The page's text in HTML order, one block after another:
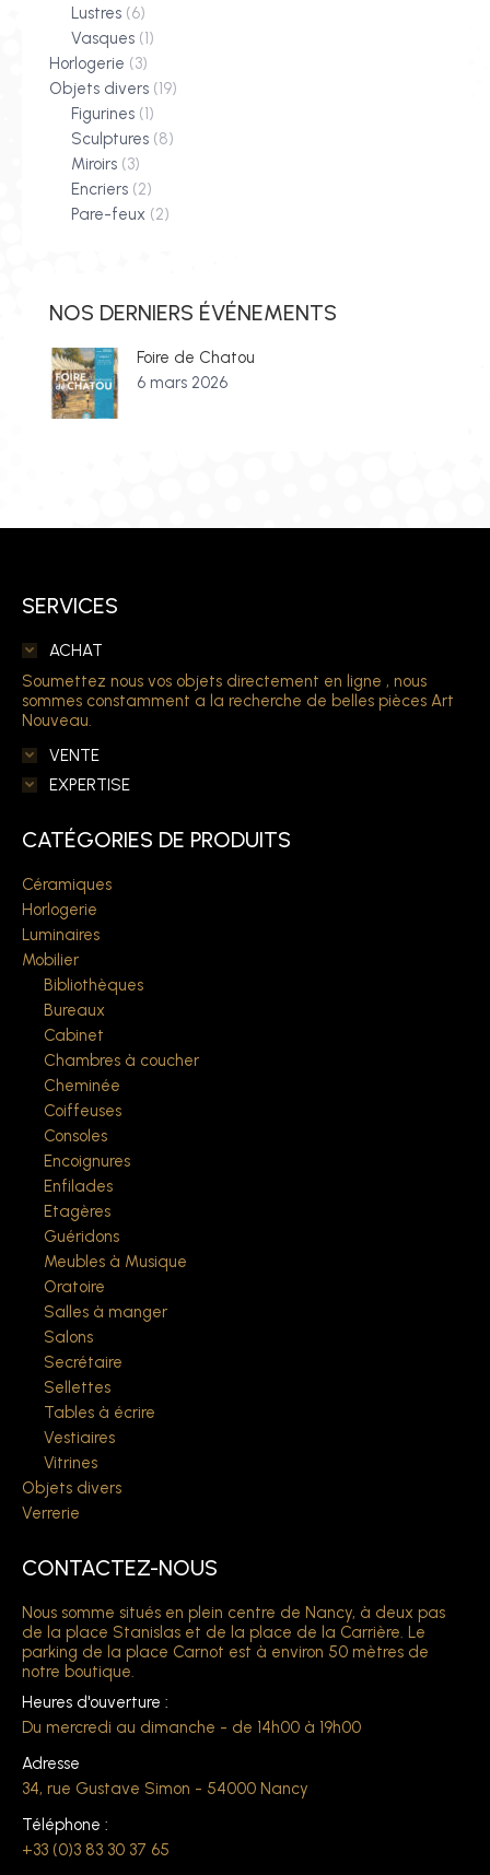
Lustres (6)
Vasques (1)
Horlogerie (3)
Objets divers (19)
Figurines (1)
Sculptures (8)
Miroirs (3)
Encriers (2)
Pare-feux (2)
NOS DERNIERS ÉVÉNEMENTS
Foire de Chatou
6 mars 2026
SERVICES
ACHAT
Soumettez nous vos objets directement en ligne , nous
sommes constamment a la recherche de belles pièces Art
Nouveau.
VENTE
EXPERTISE
CATÉGORIES DE PRODUITS
Céramiques
Horlogerie
Luminaires
Mobilier
Bibliothèques
Bureaux
Cabinet
Chambres à coucher
Cheminée
Coiffeuses
Consoles
Encoignures
Enfilades
Etagères
Guéridons
Meubles à Musique
Oratoire
Salles à manger
Salons
Secrétaire
Sellettes
Tables à écrire
Vestiaires
Vitrines
Objets divers
Verrerie
CONTACTEZ-NOUS
Nous somme situés en plein centre de Nancy, à deux pas
de la place Stanislas et de la place de la Carrière. Le
parking de la place Carnot est à environ 50 mètres de
notre boutique.
Heures d'ouverture :
Du mercredi au dimanche - de 14h00 à 19h00
Adresse
34, rue Gustave Simon - 54000 Nancy
Téléphone :
+33 (0)3 83 30 37 65